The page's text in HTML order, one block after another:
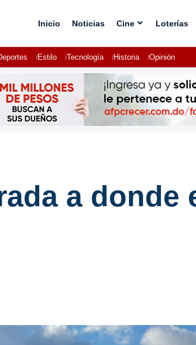
Inicio Noticias Cine Loterías
Estilo Tecnología Historia Opinión
a donde